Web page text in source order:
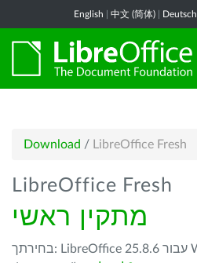
English 中文 (简体) Deutsch
Download / LibreOffice Fresh
LibreOffice Fresh
מתקין ראשי
בחירתך: LibreOffice 25.8.6 עבור Windows (32 bit,